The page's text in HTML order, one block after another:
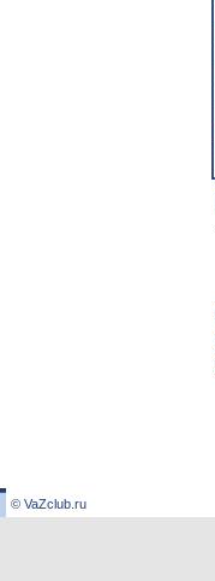
© VaZclub.ru